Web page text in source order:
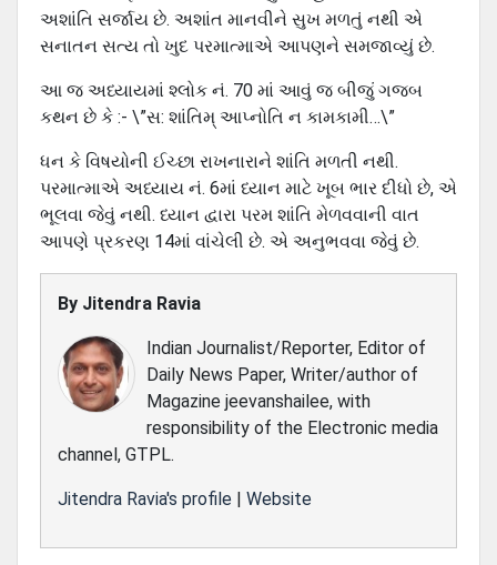
અશાંતિ સર્જાય છે. અશાંત માનવીને સુખ મળતું નથી એ
સનાતન સત્ય તો ખુદ પરમાત્માએ આપણને સમજાવ્યું છે.
આ જ અધ્યાયમાં શ્લોક નં. 70 માં આવું જ બીજું ગજબ
કથન છે કે :- \”સ: શાંતિમ્ આપ્નોતિ ન કામકામી…\”
ધન કે વિષયોની ઈચ્છા રાખનારાને શાંતિ મળતી નથી.
પરમાત્માએ અધ્યાય નં. 6માં ધ્યાન માટે ખૂબ ભાર દીધો છે, એ
ભૂલવા જેવું નથી. ધ્યાન દ્વારા પરમ શાંતિ મેળવવાની વાત
આપણે પ્રકરણ 14માં વાંચેલી છે. એ અનુભવવા જેવું છે.
By Jitendra Ravia
Indian Journalist/Reporter, Editor of
Daily News Paper, Writer/author of
Magazine jeevanshailee, with
responsibility of the Electronic media
channel, GTPL.
Jitendra Ravia's profile | Website